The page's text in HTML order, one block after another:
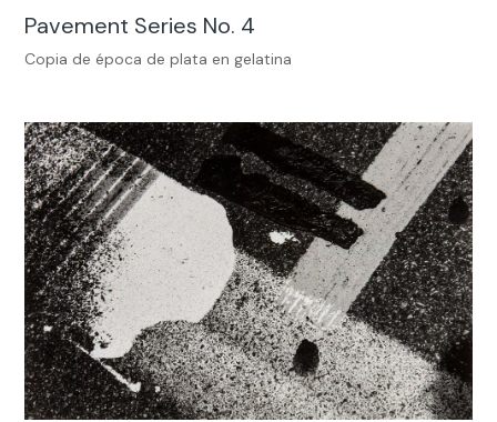
Pavement Series No. 4
Copia de época de plata en gelatina